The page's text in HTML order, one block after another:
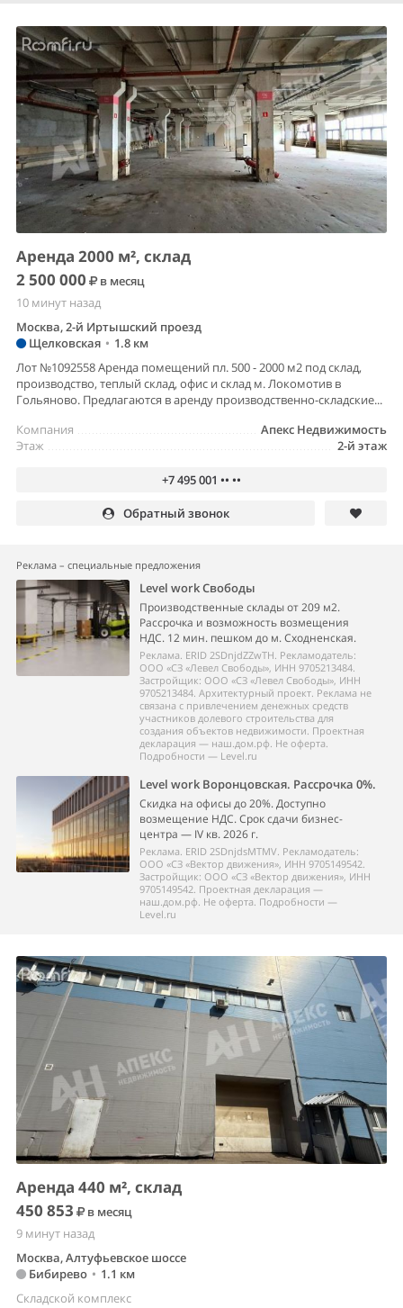
Аренда 2000 м², склад
2 500 000
в месяц
10 минут назад
Москва, 2-й Иртышский проезд
Щелковская • 1.8 км
Лот №1092558 Аренда помещений пл. 500 - 2000 м2 под склад,
производство, теплый склад, офис и склад м. Локомотив в
Гольяново. Предлагаются в аренду производственно-складские...
Апекс Недвижимость
Компания
2-й этаж
Этаж
+7 495 001 •• ••
Обратный звонок
Реклама – специальные предложения
Level work Свободы
Производственные склады от 209 м2.
Рассрочка и возможность возмещения
НДС. 12 мин. пешком до м. Сходненская.
Реклама. ERID 2SDnjdZZwTH. Рекламодатель:
ООО «СЗ «Левел Свободы», ИНН 9705213484.
Застройщик: ООО «СЗ «Левел Свободы», ИНН
9705213484. Архитектурный проект. Реклама не
связана с привлечением денежных средств
участников долевого строительства для
создания объектов недвижимости. Проектная
декларация — наш.дом.рф. Не оферта.
Подробности — Level.ru
Level work Воронцовская. Рассрочка 0%.
Скидка на офисы до 20%. Доступно
возмещение НДС. Срок сдачи бизнес-
центра — IV кв. 2026 г.
Реклама. ERID 2SDnjdsMTMV. Рекламодатель:
ООО «СЗ «Вектор движения», ИНН 9705149542.
Застройщик: ООО «СЗ «Вектор движения», ИНН
9705149542. Проектная декларация —
наш.дом.рф. Не оферта. Подробности —
Level.ru
Аренда 440 м², склад
450 853
в месяц
9 минут назад
Москва, Алтуфьевское шоссе
Бибирево • 1.1 км
Складской комплекс